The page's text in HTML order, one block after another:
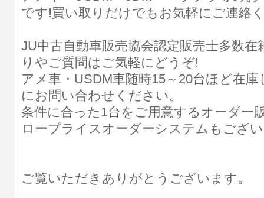
です!買い取りだけでもお気軽にご連絡
JU中古自動車販売協会認定販売士多数
りやご質問はご気軽にどうぞ!
アメ車・USDM車随時15～20台ほど在
にお問い合わせください。
条件に合った1台をご用意するオーダー
ロープライスオーダーシステムもござ
ご覧いただきありがとうございます。